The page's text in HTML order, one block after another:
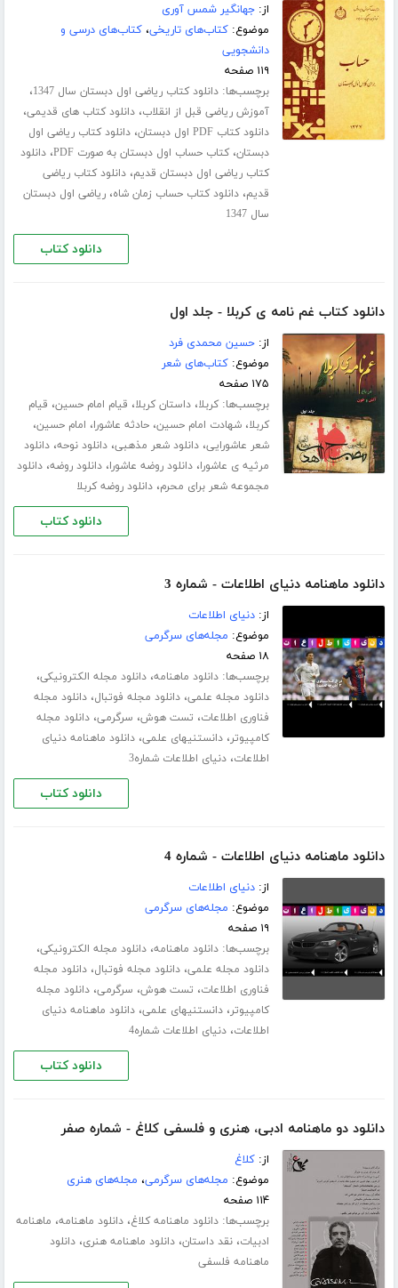
از:جهانگیر شمس آوری
موضوع:کتاب‌های تاریخی،کتاب‌های درسی و
دانشجویی
۱۱۹ صفحه
برچسب‌ها:دانلود کتاب ریاضی اول دبستان سال 1347 ،
آموزش ریاضی قبل از انقلاب،دانلود کتاب های قدیمی،
دانلود کتاب PDF اول دبستان ،دانلود کتاب ریاضی اول
دبستان،کتاب حساب اول دبستان به صورت PDF ،دانلود
کتاب ریاضی اول دبستان قدیم،دانلود کتاب ریاضی
قدیم،دانلود کتاب حساب زمان شاه،ریاضی اول دبستان
سال 1347
دانلود کتاب
دانلود کتاب غم نامه ی کربلا - جلد اول
از:حسین محمدی فرد
موضوع:کتاب‌های شعر
۱۷۵ صفحه
برچسب‌ها:کربلا،داستان کربلا، قیام امام حسین، قیام
کربلا،شهادت امام حسین،حادثه عاشورا، امام حسین،
شعر عاشورایی،دانلود شعر مذهبی،دانلود نوحه،دانلود
مرثیه ی عاشورا،دانلود روضه عاشورا،دانلود روضه،دانلود
مجموعه شعر برای محرم،دانلود روضه کربلا
دانلود کتاب
دانلود ماهنامه دنیای اطلاعات - شماره 3
از:دنیای اطلاعات
موضوع: مجله‌های سرگرمی
۱۸ صفحه
برچسب‌ها:دانلود ماهنامه،دانلود مجله الکترونیکی،
دانلود مجله علمی،دانلود مجله فوتبال،دانلود مجله
فناوری اطلاعات، تست هوش، سرگرمی،دانلود مجله
کامپیوتر،دانستنیهای علمی،دانلود ماهنامه دنیای
اطلاعات،دنیای اطلاعات شماره3
دانلود کتاب
دانلود ماهنامه دنیای اطلاعات - شماره 4
از:دنیای اطلاعات
موضوع: مجله‌های سرگرمی
۱۹ صفحه
برچسب‌ها:دانلود ماهنامه،دانلود مجله الکترونیکی،
دانلود مجله علمی،دانلود مجله فوتبال،دانلود مجله
فناوری اطلاعات، تست هوش، سرگرمی،دانلود مجله
کامپیوتر،دانستنیهای علمی،دانلود ماهنامه دنیای
اطلاعات،دنیای اطلاعات شماره4
دانلود کتاب
دانلود دو ماهنامه ادبی، هنری و فلسفی کلاغ - شماره صفر
از:کلاغ
موضوع: مجله‌های سرگرمی، مجله‌های هنری
۱۱۴ صفحه
برچسب‌ها:دانلود ماهنامه کلاغ،دانلود ماهنامه، ماهنامه
ادبیات،نقد داستان،دانلود ماهنامه هنری،دانلود
ماهنامه فلسفی